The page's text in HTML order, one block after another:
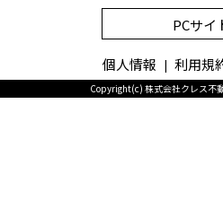
PCサイ
個人情報 利用規
Copyright(c) 株式会社クレス不